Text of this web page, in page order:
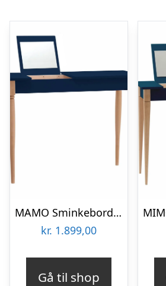
MAMO Sminkebord med spejl – 105x35cm Marineblå
kr. 1.899,00
Gå til shop